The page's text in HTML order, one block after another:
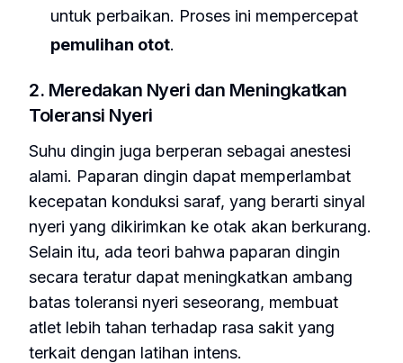
untuk perbaikan. Proses ini mempercepat
pemulihan otot.
2. Meredakan Nyeri dan Meningkatkan
Toleransi Nyeri
Suhu dingin juga berperan sebagai anestesi
alami. Paparan dingin dapat memperlambat
kecepatan konduksi saraf, yang berarti sinyal
nyeri yang dikirimkan ke otak akan berkurang.
Selain itu, ada teori bahwa paparan dingin
secara teratur dapat meningkatkan ambang
batas toleransi nyeri seseorang, membuat
atlet lebih tahan terhadap rasa sakit yang
terkait dengan latihan intens.